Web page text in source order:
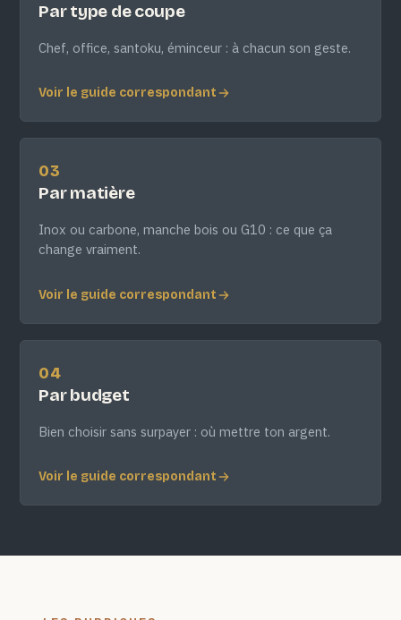
Par type de coupe
Chef, office, santoku, éminceur : à chacun son geste.
Voir le guide correspondant
03
Par matière
Inox ou carbone, manche bois ou G10 : ce que ça
change vraiment.
Voir le guide correspondant
04
Par budget
Bien choisir sans surpayer : où mettre ton argent.
Voir le guide correspondant